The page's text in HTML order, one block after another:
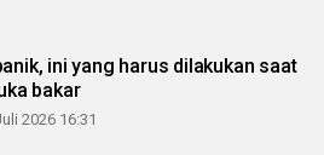
ini yang harus dilakukan saat
bakar
2026 16:31